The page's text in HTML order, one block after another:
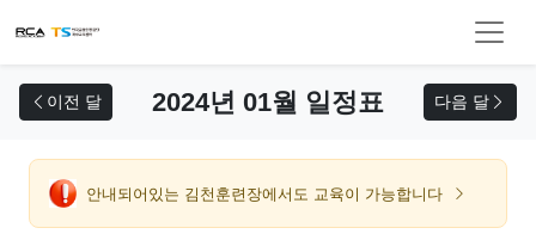
이전 달 2024년 01월 일정표 다음 달
안내되어있는 김천훈련장에서도 교육이 가능합니다